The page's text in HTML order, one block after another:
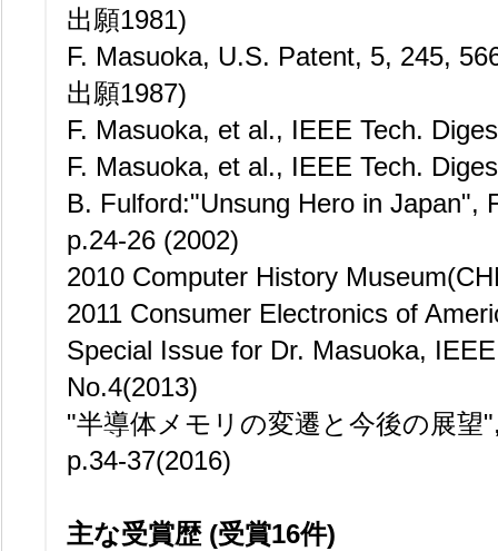
出願1981)
F. Masuoka, U.S. Patent, 5, 245,
出願1987)
F. Masuoka, et al., IEEE Tech.
F. Masuoka, et al., IEEE Tech.
B. Fulford:"Unsung Hero in Japan",
p.24-26 (2002)
2010 Computer History
2011 Consumer Electronics of
Special Issue for Dr. Masuoka,
No.4(2013)
"半導体メモリの変遷と今後の展望
p.34-37(2016)
主な受賞歴 (受賞16件)